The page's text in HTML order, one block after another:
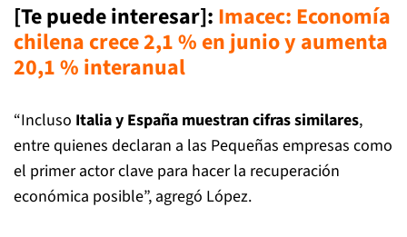
[Te puede interesar]: Imacec: Economía
chilena crece 2,1 % en junio y aumenta
20,1 % interanual
“Incluso Italia y España muestran cifras similares,
entre quienes declaran a las Pequeñas empresas como
el primer actor clave para hacer la recuperación
económica posible”, agregó López.